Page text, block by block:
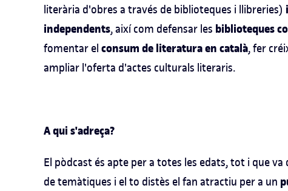
literària d'obres a través de biblioteques i llibreries)
independents, així com defensar les biblioteques
fomentar el consum de literatura en català, fer
ampliar l'oferta d'actes culturals literaris.
A qui s'adreça?
El pòdcast és apte per a totes les edats, tot i que
de temàtiques i el to distès el fan atractiu per a un